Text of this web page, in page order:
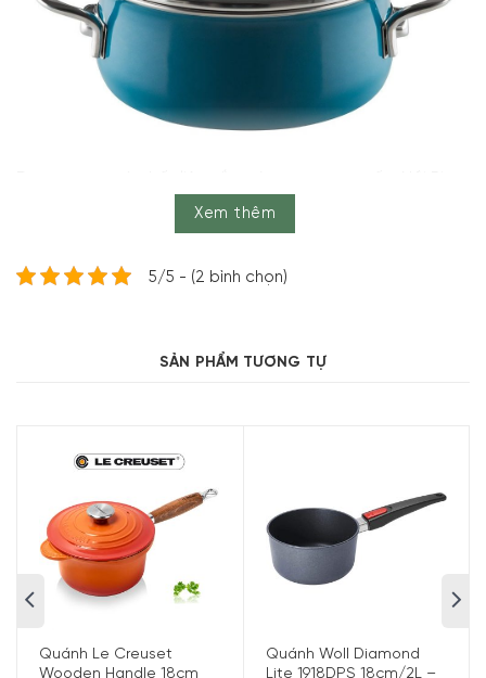
Nouvelle đảm bảo sự bền bỉ và trung tính. Bạn có thể yên
tâm rằng những món ăn của bạn sẽ giữ nguyên hương vị
mà Riess sử dụng.
nấu nướng nhanh chóng mà còn giữ cho thức ăn ấm hơn
Xem thêm
5/5 - (2 bình chọn)
SẢN PHẨM TƯƠNG TỰ
Quánh Le Creuset
Wooden Handle 18cm
Quánh Woll Diamond
Lite 1918DPS 18cm/2L –